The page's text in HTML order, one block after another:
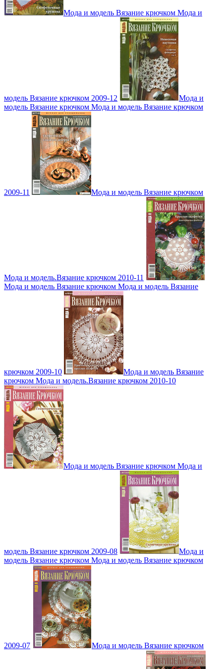
Мода и модель Вязание крючком Мода и
модель Вязание крючком 2009-12
Мода и
модель Вязание крючком Мода и модель Вязание крючком
2009-11 Мода и модель Вязание крючком
Мода и модель.Вязание крючком 2010-11
Мода и модель Вязание крючком Мода и модель Вязание
крючком 2009-10
Мода и модель Вязание
крючком Мода и модель.Вязание крючком 2010-10
Мода и модель Вязание крючком Мода и
модель Вязание крючком 2009-08
Мода и
модель Вязание крючком Мода и модель Вязание крючком
2009-07 Мода и модель Вязание крючком